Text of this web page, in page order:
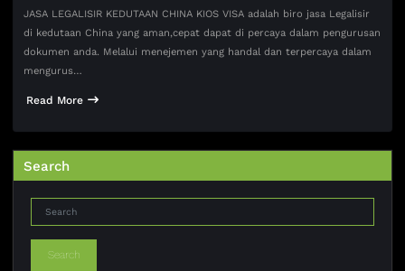
JASA LEGALISIR KEDUTAAN CHINA KIOS VISA adalah biro jasa Legalisir
di kedutaan China yang aman,cepat dapat di percaya dalam pengurusan
dokumen anda. Melalui menejemen yang handal dan terpercaya dalam
mengurus…
Read More
Search
Search